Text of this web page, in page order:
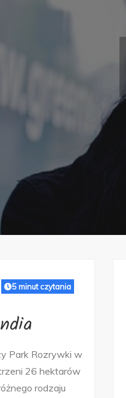
5 minut czytania
Park Rozrywki w
26 hektarów
rodzaju